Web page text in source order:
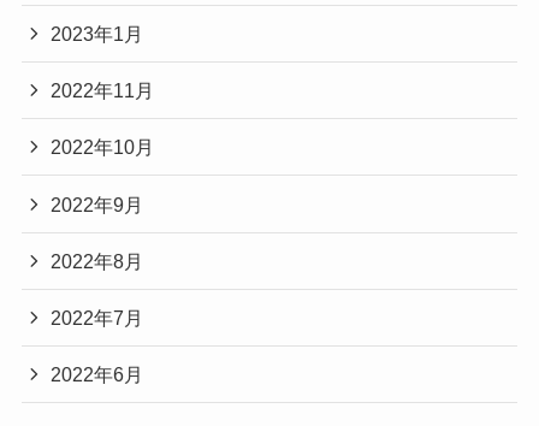
2023年1月
2022年11月
2022年10月
2022年9月
2022年8月
2022年7月
2022年6月